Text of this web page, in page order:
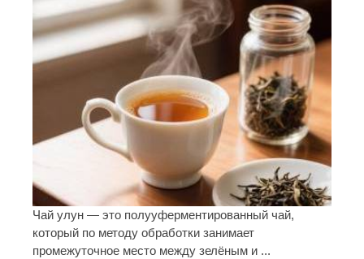
Чай улун — это полууферментированный чай,
который по методу обработки занимает
промежуточное место между зелёным и ...